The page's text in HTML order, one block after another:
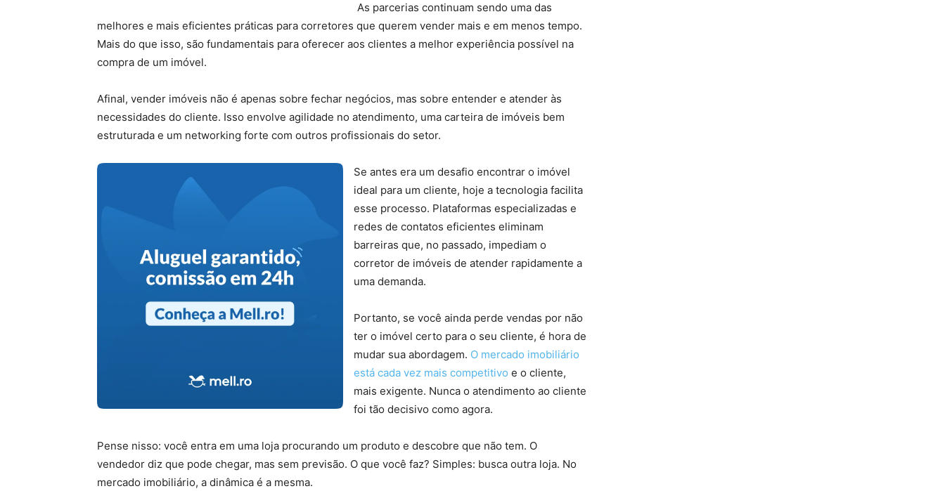
As parcerias continuam sendo uma das
melhores e mais eficientes práticas para corretores que querem vender mais e em menos tempo.
Mais do que isso, são fundamentais para oferecer aos clientes a melhor experiência possível na
compra de um imóvel.
Afinal, vender imóveis não é apenas sobre fechar negócios, mas sobre entender e atender às
necessidades do cliente. Isso envolve agilidade no atendimento, uma carteira de imóveis bem
estruturada e um networking forte com outros profissionais do setor.
Se antes era um desafio encontrar o imóvel
ideal para um cliente, hoje a tecnologia facilita
esse processo. Plataformas especializadas e
redes de contatos eficientes eliminam
barreiras que, no passado, impediam o
corretor de imóveis de atender rapidamente a
uma demanda.
Portanto, se você ainda perde vendas por não
ter o imóvel certo para o seu cliente, é hora de
mudar sua abordagem. O mercado imobiliário
está cada vez mais competitivo e o cliente,
mais exigente. Nunca o atendimento ao cliente
foi tão decisivo como agora.
Pense nisso: você entra em uma loja procurando um produto e descobre que não tem. O
vendedor diz que pode chegar, mas sem previsão. O que você faz? Simples: busca outra loja. No
mercado imobiliário, a dinâmica é a mesma.